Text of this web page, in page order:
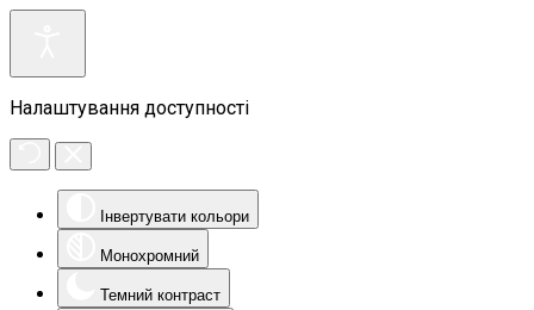
Налаштування доступності
Інвертувати кольори
Монохромний
Темний контраст